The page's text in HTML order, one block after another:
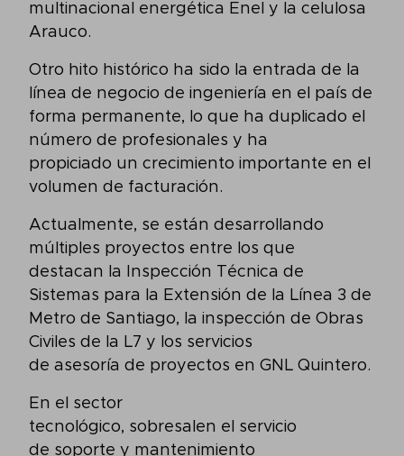
multinacional energética Enel y la celulosa
Arauco.
Otro hito histórico ha sido la entrada de la
línea de negocio de ingeniería en el país de
forma permanente, lo que ha duplicado el
número de profesionales y ha
propiciado un crecimiento importante en el
volumen de facturación.
Actualmente, se están desarrollando
múltiples proyectos entre los que
destacan la Inspección Técnica de
Sistemas para la Extensión de la Línea 3 de
Metro de Santiago, la inspección de Obras
Civiles de la L7 y los servicios
de asesoría de proyectos en GNL Quintero.
En el sector
tecnológico, sobresalen el servicio
de soporte y mantenimiento